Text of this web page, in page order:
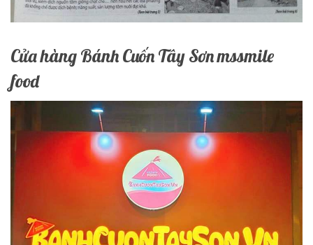
Cửa hàng Bánh Cuốn Tây Sơn mssmile
food